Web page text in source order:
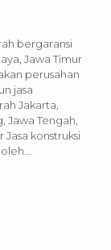
bergaransi
Jawa Timur
perusahan
jasa
Jakarta,
Jawa Tengah,
konstruksi